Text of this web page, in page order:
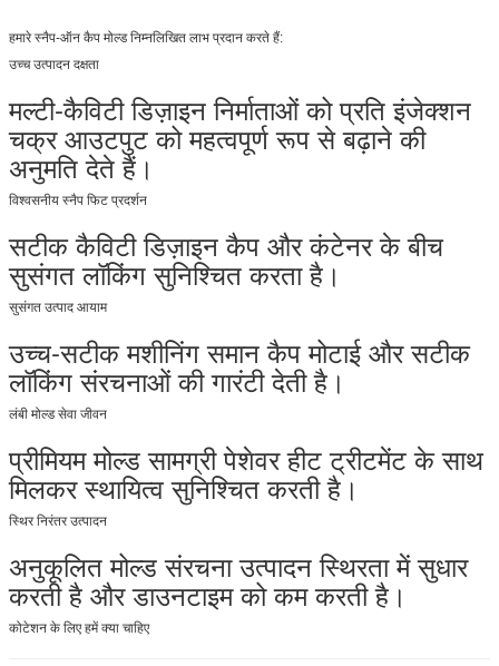
हमारे स्नैप-ऑन कैप मोल्ड निम्नलिखित लाभ प्रदान करते हैं:
उच्च उत्पादन दक्षता
मल्टी-कैविटी डिज़ाइन निर्माताओं को प्रति इंजेक्शन
चक्र आउटपुट को महत्वपूर्ण रूप से बढ़ाने की
अनुमति देते हैं।
विश्वसनीय स्नैप फिट प्रदर्शन
सटीक कैविटी डिज़ाइन कैप और कंटेनर के बीच
सुसंगत लॉकिंग सुनिश्चित करता है।
सुसंगत उत्पाद आयाम
उच्च-सटीक मशीनिंग समान कैप मोटाई और सटीक
लॉकिंग संरचनाओं की गारंटी देती है।
लंबी मोल्ड सेवा जीवन
प्रीमियम मोल्ड सामग्री पेशेवर हीट ट्रीटमेंट के साथ
मिलकर स्थायित्व सुनिश्चित करती है।
स्थिर निरंतर उत्पादन
अनुकूलित मोल्ड संरचना उत्पादन स्थिरता में सुधार
करती है और डाउनटाइम को कम करती है।
कोटेशन के लिए हमें क्या चाहिए